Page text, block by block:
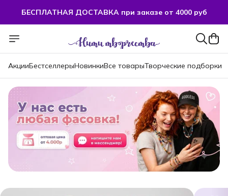
БЕСПЛАТНАЯ ДОСТАВКА при заказе от 4000 руб
АкцииБестселлерыНовинкиВсе товарыТворческие подборки